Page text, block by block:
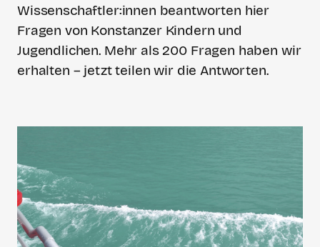
Wissenschaftler:innen beantworten hier
Fragen von Konstanzer Kindern und
Jugendlichen. Mehr als 200 Fragen haben wir
erhalten – jetzt teilen wir die Antworten.